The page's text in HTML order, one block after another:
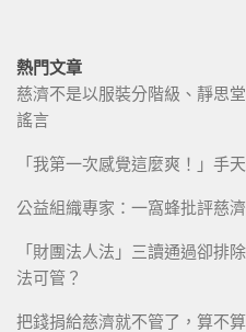
熱門文章
慈濟不是以服裝分階級、靜思
謠言
「我第一次感覺這麼爽！」手
公益組織專家：一窩蜂批評慈
「財團法人法」三讀通過卻排
法可管？
把錢捐給慈濟就不管了，算不